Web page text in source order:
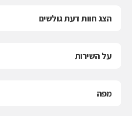
הצג חוות דעת גולשים
על השירות
מפה